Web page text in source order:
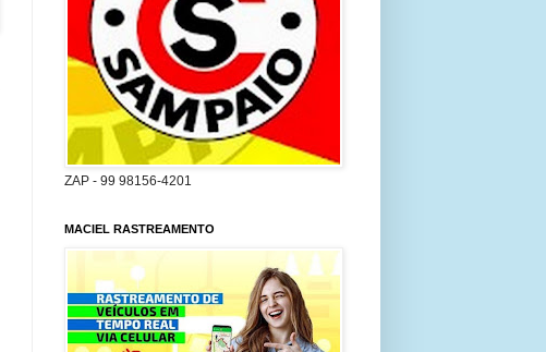
ZAP - 99 98156-4201
MACIEL RASTREAMENTO